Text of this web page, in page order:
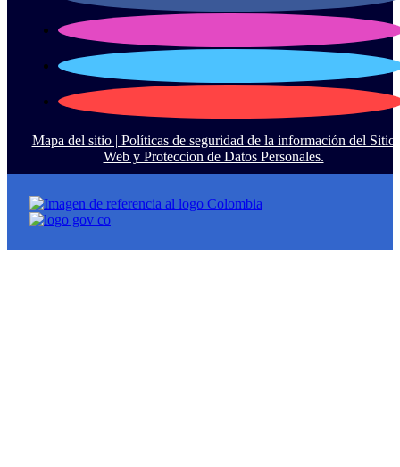
Mapa del sitio | Políticas de seguridad de la información del Sitio
Web y Proteccion de Datos Personales.